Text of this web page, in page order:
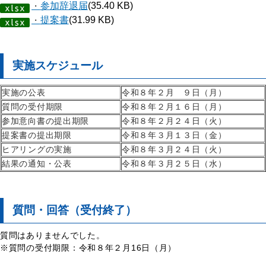
・ 参加辞退届(35.40 KB)
・ 提案書(31.99 KB)
実施スケジュール
実施の公表
令和８年２月 ９日（月）
質問の受付期限
令和８年２月１６日（月）
参加意向書の提出期限
令和８年２月２４日（火）
提案書の提出期限
令和８年３月１３日（金）
ヒアリングの実施
令和８年３月２４日（火）
結果の通知・公表
令和８年３月２５日（水）
質問・回答（受付終了）
質問はありませんでした。
※質問の受付期限： 令和８年２月16日（月）